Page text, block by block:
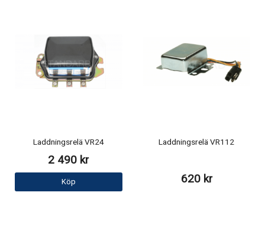
Laddningsrelä VR24
2 490 kr
Köp
Laddningsrelä VR112
620 kr